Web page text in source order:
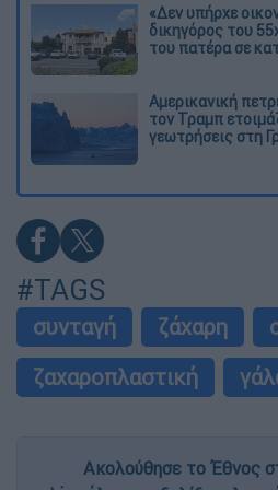
«Δεν υπήρχε
δικηγόρος του
του πατέρα σε
Αμερικανική
τον Τραμπ
γεωτρήσεις στη
#TAGS
συνταγή ζάχαρη
ζαχαροπλαστική
Ακολούθησε το Έθνος